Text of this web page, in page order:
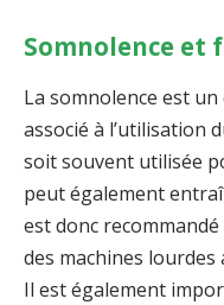
Somnolence et
La somnolence est
associé à l’utilisation
soit souvent utilisée
peut également
est donc
des machines lourdes
Il est également